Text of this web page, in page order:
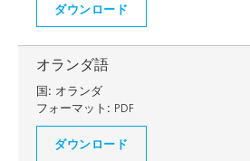
ダウンロード
オランダ語
国: オランダ
フォーマット: PDF
ダウンロード